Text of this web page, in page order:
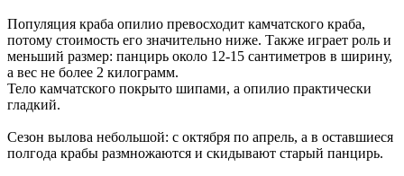
Популяция краба опилио превосходит камчатского краба,
потому стоимость его значительно ниже. Также играет роль и
меньший размер: панцирь около 12-15 сантиметров в ширину,
а вес не более 2 килограмм.
Тело камчатского покрыто шипами, а опилио практически
гладкий.
Сезон вылова небольшой: с октября по апрель, а в оставшиеся
полгода крабы размножаются и скидывают старый панцирь.